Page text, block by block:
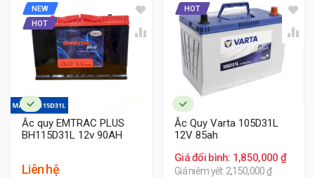
NEW
HOT
Ắc quy EMTRAC PLUS
BH115D31L 12v 90AH
Liên hệ
HOT
Ắc Quy Varta 105D31L
12V 85ah
Giá đổi bình: 1,850,000 ₫
Giá niêm yết: 2,150,000 ₫